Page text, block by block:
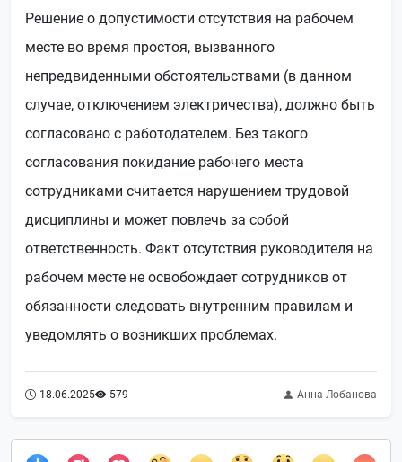
Решение о допустимости отсутствия на рабочем
месте во время простоя, вызванного
непредвиденными обстоятельствами (в данном
случае, отключением электричества), должно быть
согласовано с работодателем. Без такого
согласования покидание рабочего места
сотрудниками считается нарушением трудовой
дисциплины и может повлечь за собой
ответственность. Факт отсутствия руководителя на
рабочем месте не освобождает сотрудников от
обязанности следовать внутренним правилам и
уведомлять о возникших проблемах.
18.06.2025 579 Анна Лобанова